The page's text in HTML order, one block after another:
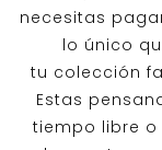
necesitas
lo único
tu colección
Estas
tiempo libre